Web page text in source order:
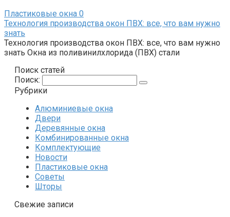
Пластиковые окна 0
Технология производства окон ПВХ: все, что вам нужно
знать
Технология производства окон ПВХ: все, что вам нужно
знать Окна из поливинилхлорида (ПВХ) стали
Поиск статей
Поиск:
Рубрики
Алюминиевые окна
Двери
Деревянные окна
Комбинированные окна
Комплектующие
Новости
Пластиковые окна
Советы
Шторы
Свежие записи